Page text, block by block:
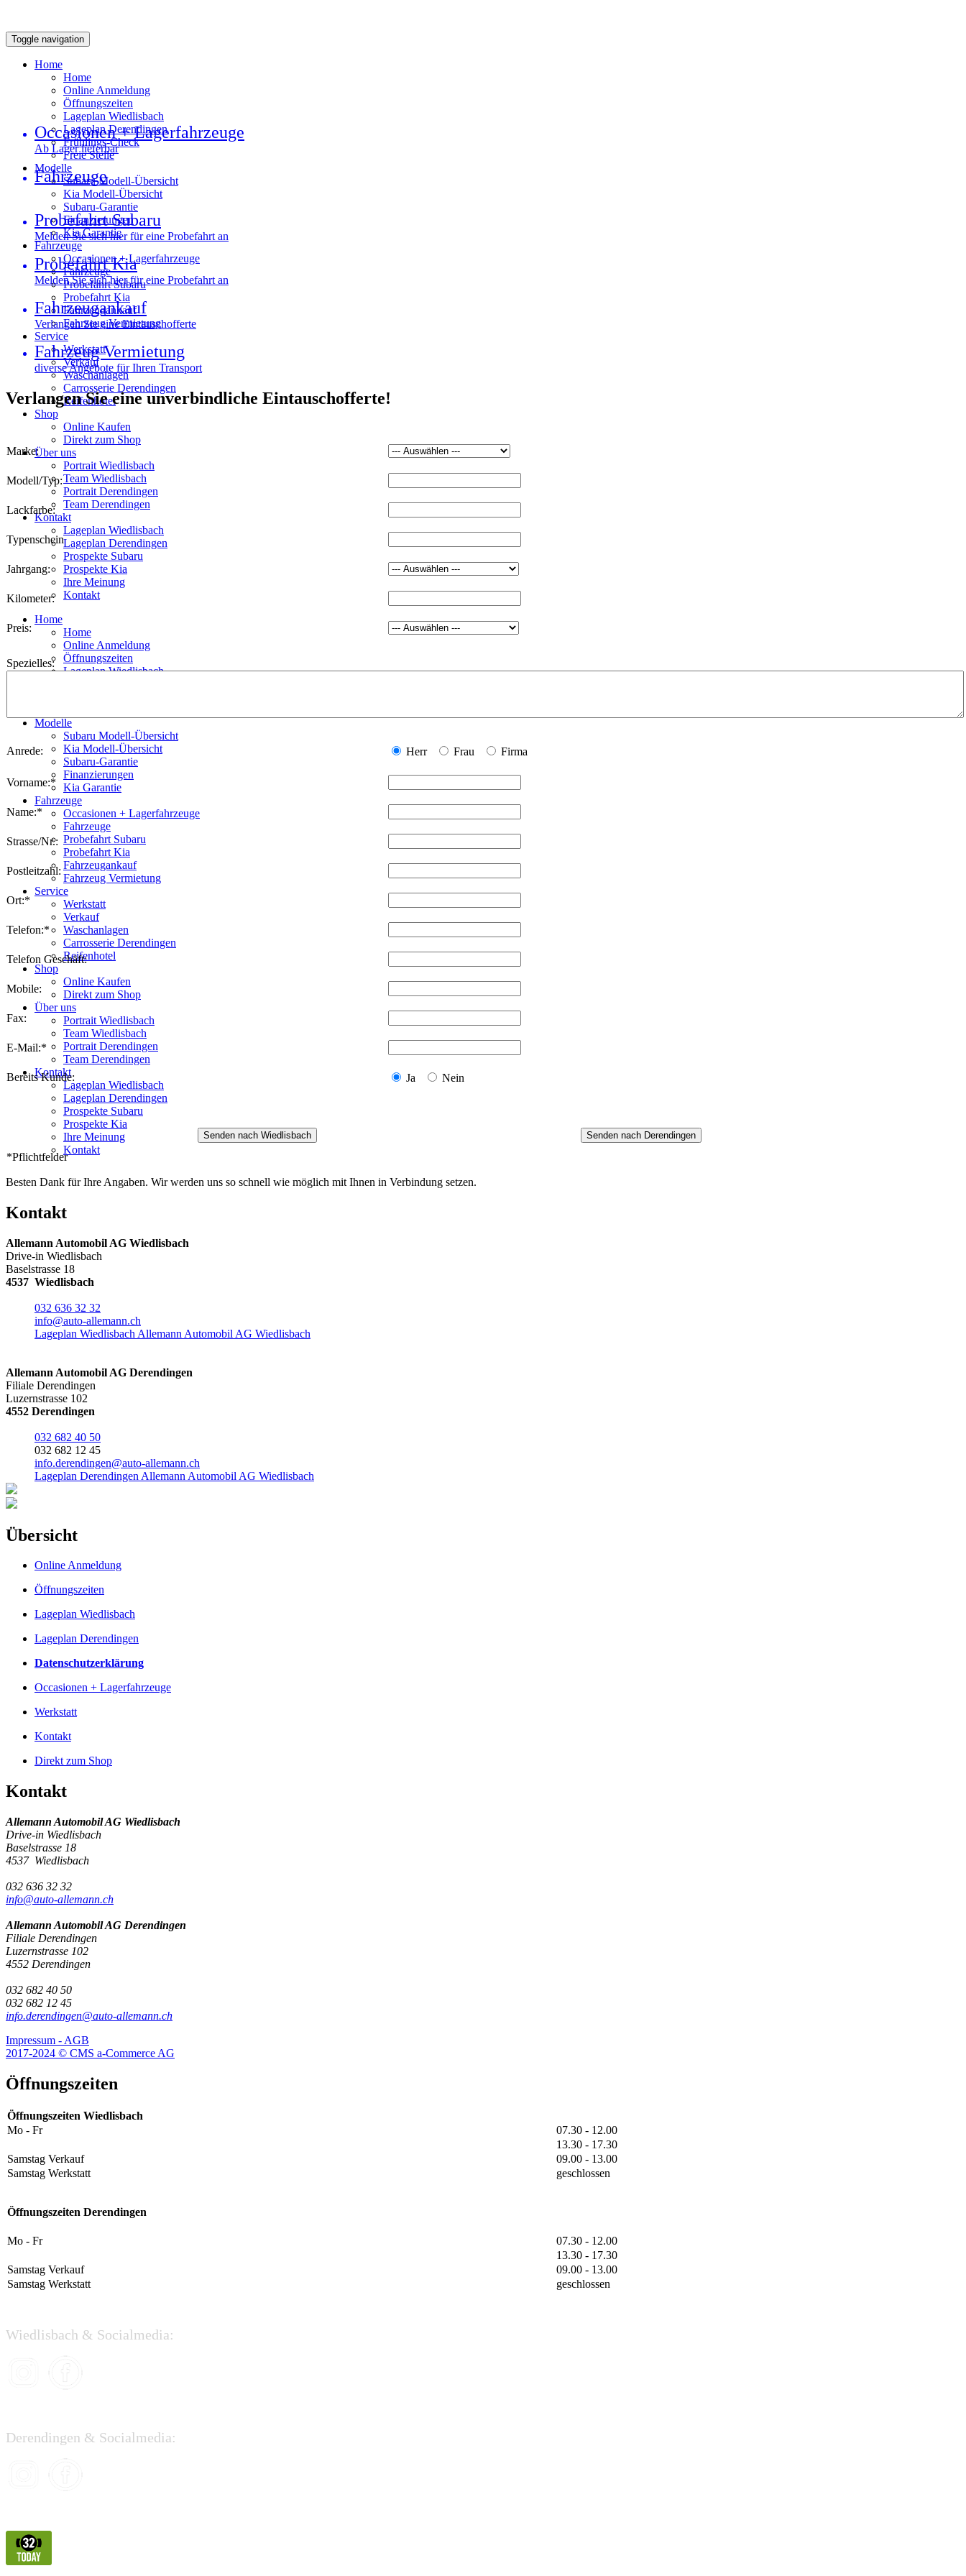
Toggle navigation
Home
Home
Online Anmeldung
Öffnungszeiten
Lageplan Wiedlisbach
Lageplan Derendingen
Frühlings-Check
Freie Stelle
Modelle
Subaru Modell-Übersicht
Kia Modell-Übersicht
Subaru-Garantie
Finanzierungen
Kia Garantie
Fahrzeuge
Occasionen + Lagerfahrzeuge
Fahrzeuge
Probefahrt Subaru
Probefahrt Kia
Fahrzeugankauf
Fahrzeug Vermietung
Service
Werkstatt
Verkauf
Waschanlagen
Carrosserie Derendingen
Reifenhotel
Shop
Online Kaufen
Direkt zum Shop
Über uns
Portrait Wiedlisbach
Team Wiedlisbach
Portrait Derendingen
Team Derendingen
Kontakt
Lageplan Wiedlisbach
Lageplan Derendingen
Prospekte Subaru
Prospekte Kia
Ihre Meinung
Kontakt
Home
Home
Online Anmeldung
Öffnungszeiten
Lageplan Wiedlisbach
Modelle
Subaru Modell-Übersicht
Kia Modell-Übersicht
Subaru-Garantie
Finanzierungen
Kia Garantie
Fahrzeuge
Occasionen + Lagerfahrzeuge
Fahrzeuge
Probefahrt Subaru
Probefahrt Kia
Fahrzeugankauf
Fahrzeug Vermietung
Service
Werkstatt
Verkauf
Waschanlagen
Carrosserie Derendingen
Reifenhotel
Shop
Online Kaufen
Direkt zum Shop
Über uns
Portrait Wiedlisbach
Team Wiedlisbach
Portrait Derendingen
Team Derendingen
Kontakt
Lageplan Wiedlisbach
Lageplan Derendingen
Prospekte Subaru
Prospekte Kia
Ihre Meinung
Kontakt
Occasionen + Lagerfahrzeuge
Ab Lager lieferbar
Fahrzeuge
Probefahrt Subaru
Melden Sie sich hier für eine Probefahrt an
Probefahrt Kia
Melden Sie sich hier für eine Probefahrt an
Fahrzeugankauf
Verlangen Sie eine Eintauschofferte
Fahrzeug Vermietung
diverse Angebote für Ihren Transport
Verlangen Sie eine unverbindliche Eintauschofferte!
Marke:
Modell/Typ:
Lackfarbe:
Typenschein
Jahrgang:
Kilometer:
Preis:
Spezielles:
Anrede: Herr Frau Firma
Vorname:*
Name:*
Strasse/Nr.:
Postleitzahl:
Ort:*
Telefon:*
Telefon Geschäft:
Mobile:
Fax:
E-Mail:*
Bereits Kunde: Ja Nein
*Pflichtfelder
Besten Dank für Ihre Angaben. Wir werden uns so schnell wie möglich mit Ihnen in Verbindung setzen.
Kontakt
Allemann Automobil AG Wiedlisbach
Drive-in Wiedlisbach
Baselstrasse 18
4537 Wiedlisbach
032 636 32 32
info@auto-allemann.ch
Lageplan Wiedlisbach Allemann Automobil AG Wiedlisbach
Allemann Automobil AG Derendingen
Filiale Derendingen
Luzernstrasse 102
4552 Derendingen
032 682 40 50
032 682 12 45
info.derendingen@auto-allemann.ch
Lageplan Derendingen Allemann Automobil AG Wiedlisbach
Übersicht
Online Anmeldung
Öffnungszeiten
Lageplan Wiedlisbach
Lageplan Derendingen
Datenschutzerklärung
Occasionen + Lagerfahrzeuge
Werkstatt
Kontakt
Direkt zum Shop
Kontakt
Allemann Automobil AG Wiedlisbach
Drive-in Wiedlisbach
Baselstrasse 18
4537 Wiedlisbach
032 636 32 32
info@auto-allemann.ch
Allemann Automobil AG Derendingen
Filiale Derendingen
Luzernstrasse 102
4552 Derendingen
032 682 40 50
032 682 12 45
info.derendingen@auto-allemann.ch
Impressum - AGB
2017-2024 © CMS a-Commerce AG
Öffnungszeiten
Öffnungszeiten Wiedlisbach
Mo - Fr
07.30 - 12.00
13.30 - 17.30
Samstag Verkauf
09.00 - 13.00
Samstag Werkstatt
geschlossen
Öffnungszeiten Derendingen
Mo - Fr
07.30 - 12.00
13.30 - 17.30
Samstag Verkauf
09.00 - 13.00
Samstag Werkstatt
geschlossen
Wiedlisbach & Socialmedia:
Derendingen & Socialmedia: